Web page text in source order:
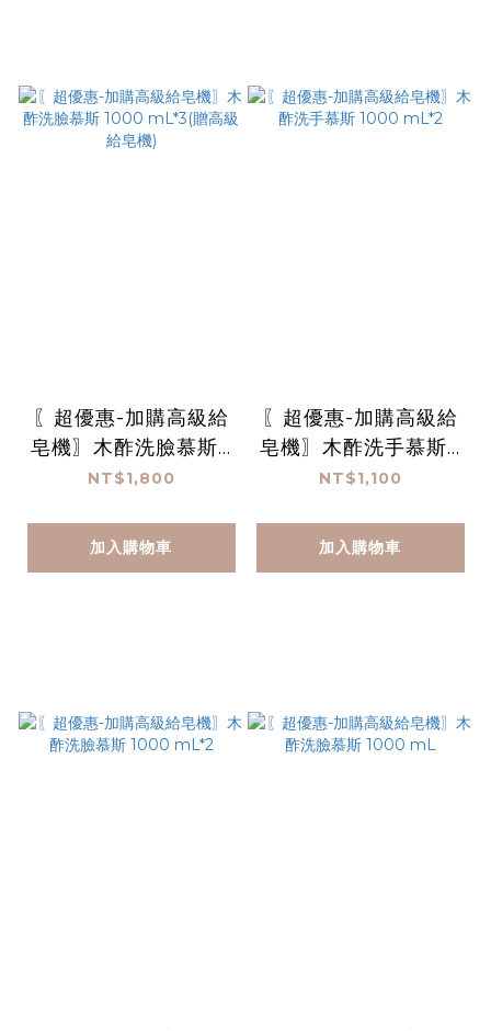
〖超優惠-加購高級給
皂機〗木酢洗臉慕斯 1
000 mL*3(贈高級給
NT$1,800
加入購物車
〖超優惠-加購高級給
皂機〗木酢洗手慕斯 1
000 mL*2
NT$1,100
加入購物車